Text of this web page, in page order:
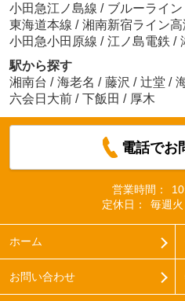
小田急江ノ島線 / ブルーライン
東海道本線 / 湘南新宿ライン高
小田急小田原線 / 江ノ島電鉄 /
駅から探す
湘南台 / 海老名 / 藤沢 / 辻堂 /
六会日大前 / 下飯田 / 厚木
電話でお
営業時間：
定休日：
毎週
ホーム
お問い合わせ